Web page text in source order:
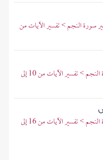
سورة النجم > تفسير الآيات من
تفسير مقاتل بن سليمان > تفسير سورة النجم > تفسير الآيات من 10 إلى
تفسير مقاتل بن سليمان > تفسير سورة النجم > تفسير الآيات من 16 إلى